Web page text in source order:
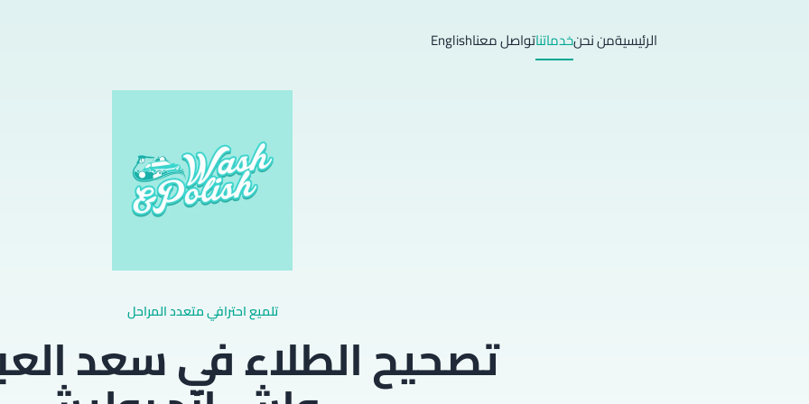
الرئيسيةمن نحنخدماتناتواصل معناEnglish
تلميع احترافي متعدد المراحل
تصحيح الطلاء في سعد